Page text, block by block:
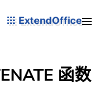
ExtendOffice
函数